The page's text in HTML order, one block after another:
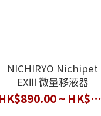
NICHIRYO Nichipet
EXⅢ 微量移液器
HK$890.00 ~ HK$1,030.00